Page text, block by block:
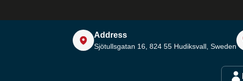
Address
Sjötullsgatan 16, 824 55 Hudiksvall, Sweden